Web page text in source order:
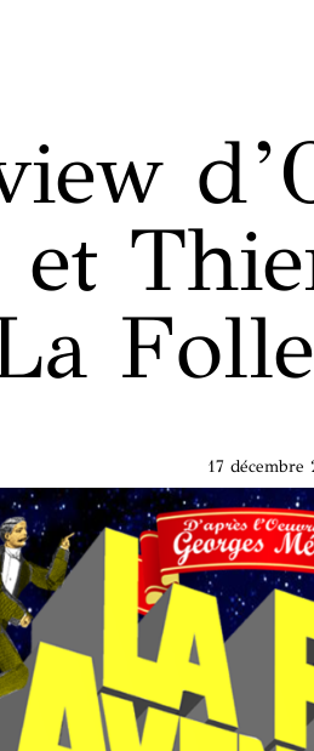
et
17 décembre